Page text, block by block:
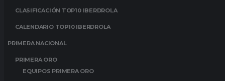
CLASIFICACIÓN TOP10 IBERDROLA
CALENDARIO TOP10 IBERDROLA
PRIMERA NACIONAL
PRIMERA ORO
EQUIPOS PRIMERA ORO